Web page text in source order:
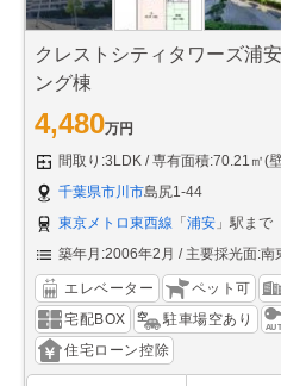
クレストシティタワーズ浦
ング棟
4,480万円
間取り:3LDK
専有面積:70.21㎡(
千葉県市川市島尻1-44
東京メトロ東西線 「 浦安 」駅ま
築年月:2006年2月
主要採光面:南
エレベーター ペット可
宅配BOX
駐車場空あり
住宅ローン控除